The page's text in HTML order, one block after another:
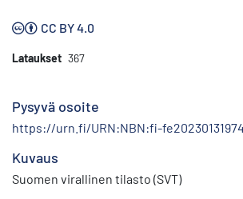
CC BY 4.0
Lataukset 367
Pysyvä osoite
https://urn.fi/URN:NBN:fi-
Kuvaus
Suomen virallinen tilasto (SVT)